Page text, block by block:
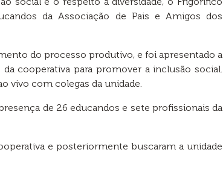
da Associação de Pais e Amigos dos
do processo produtivo, e foi apresentado a
cooperativa para promover a inclusão social.
vivo com colegas da unidade.
de 26 educandos e sete profissionais da
e posteriormente buscaram a unidade